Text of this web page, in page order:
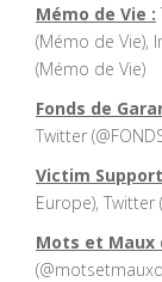
Mémo de Vie :
(Mémo de Vie),
(Mémo de Vie)
Fonds de
Twitter
Victim
Europe), Twitter
Mots et Maux